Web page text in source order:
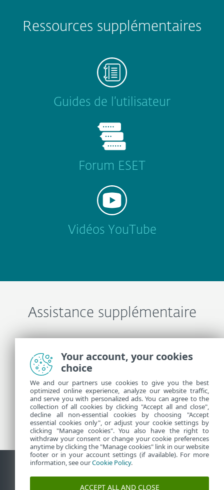
Ressources supplémentaires
Guides de l’utilisateur
Forum ESET
Vidéos YouTube
Assistance supplémentaire
Contacter l'assistance technique ESET
Plus d’informations
Actualités de l’assistance technique
Avis Clients
Signaler les vulnérabilités
Politique relative aux
Your account, your cookies
choice
We and our partners use cookies to give you the best
optimized online experience, analyze our website traffic,
and serve you with personalized ads. You can agree to the
collection of all cookies by clicking "Accept all and close",
decline all non-essential cookies by choosing "Accept
essential cookies only", or adjust your cookie settings by
clicking "Manage cookies". You also have the right to
withdraw your consent or change your cookie preferences
anytime by clicking the "Manage cookies" link in our website
footer or in your account settings (if available). For more
information, see ourCookie Policy.
ACCEPT ALL AND CLOSE